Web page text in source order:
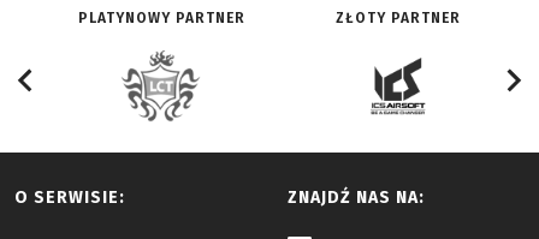
PLATYNOWY PARTNER ZŁOTY PARTNER
O SERWISIE: ZNAJDŹ NAS NA: